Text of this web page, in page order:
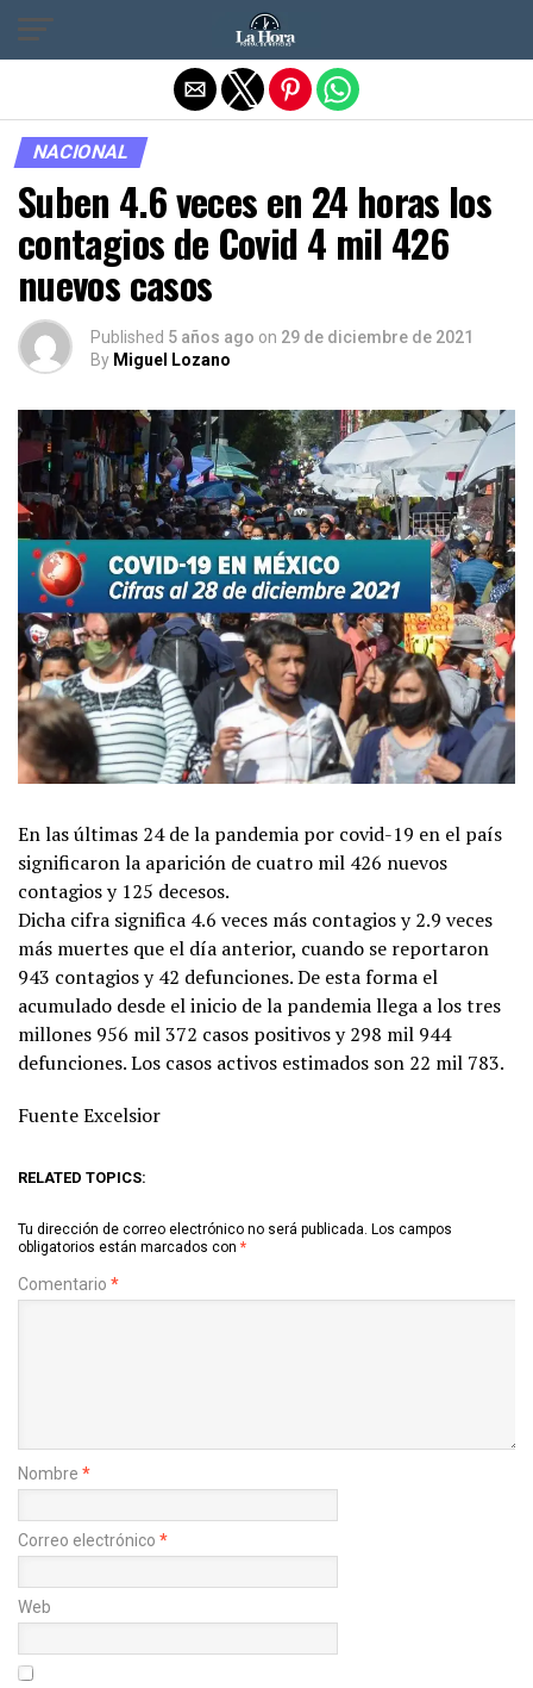
NACIONAL
Suben 4.6 veces en 24 horas los
contagios de Covid 4 mil 426
nuevos casos
Published 5 años ago on 29 de diciembre de 2021
By Miguel Lozano
En las últimas 24 de la pandemia por covid-19 en el país
significaron la aparición de cuatro mil 426 nuevos
contagios y 125 decesos.
Dicha cifra significa 4.6 veces más contagios y 2.9 veces
más muertes que el día anterior, cuando se reportaron
943 contagios y 42 defunciones. De esta forma el
acumulado desde el inicio de la pandemia llega a los tres
millones 956 mil 372 casos positivos y 298 mil 944
defunciones. Los casos activos estimados son 22 mil 783.
Fuente Excelsior
RELATED TOPICS:
Tu dirección de correo electrónico no será publicada. Los campos
obligatorios están marcados con *
Comentario *
Nombre *
Correo electrónico *
Web
Salir de la versión móvil